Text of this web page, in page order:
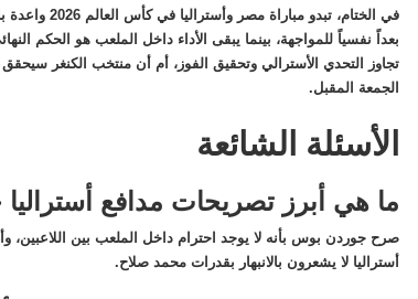
في الختام،
بعداً نفسياً للمواجهة، بينما يبقى الأداء داخل الملعب هو الحكم
تجاوز التحدي الأسترالي وتحقيق الفوز، أم أن منتخب الكنغر
الجمعة المقبل.
الأسئلة الشائعة
ما هي أبرز تصريحات مدافع
صرح جوردن بوس بأنه لا يوجد احترام داخل الملعب بين اللاعبين،
أستراليا لا يشعرون بالانبهار بقدرات محمد صلاح.